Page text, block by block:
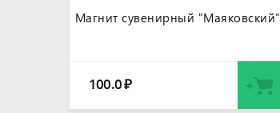
Магнит сувенирный "Маяковский"
100.0₽